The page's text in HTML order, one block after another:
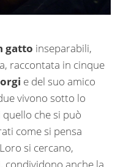
gatto inseparabili,
raccontata in cinque
e del suo amico
vivono sotto lo
che si può
come si pensa
si cercano,